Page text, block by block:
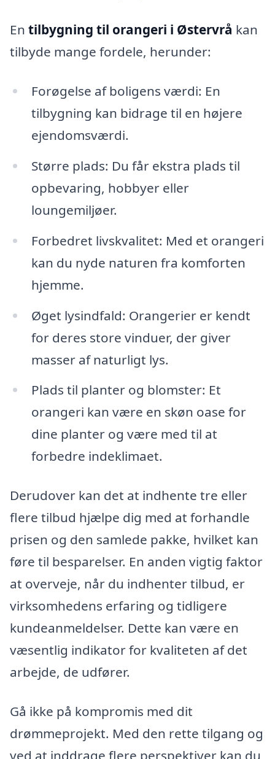
En tilbygning til orangeri i Østervrå kan
tilbyde mange fordele, herunder:
Forøgelse af boligens værdi: En
tilbygning kan bidrage til en højere
ejendomsværdi.
Større plads: Du får ekstra plads til
opbevaring, hobbyer eller
loungemiljøer.
Forbedret livskvalitet: Med et orangeri
kan du nyde naturen fra komforten
hjemme.
Øget lysindfald: Orangerier er kendt
for deres store vinduer, der giver
masser af naturligt lys.
Plads til planter og blomster: Et
orangeri kan være en skøn oase for
dine planter og være med til at
forbedre indeklimaet.
Derudover kan det at indhente tre eller
flere tilbud hjælpe dig med at forhandle
prisen og den samlede pakke, hvilket kan
føre til besparelser. En anden vigtig faktor
at overveje, når du indhenter tilbud, er
virksomhedens erfaring og tidligere
kundeanmeldelser. Dette kan være en
væsentlig indikator for kvaliteten af det
arbejde, de udfører.
Gå ikke på kompromis med dit
drømmeprojekt. Med den rette tilgang og
ved at inddrage flere perspektiver kan du